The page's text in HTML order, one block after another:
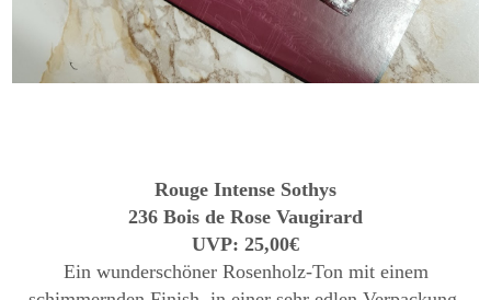
Rouge Intense Sothys
236 Bois de Rose Vaugirard
UVP: 25,00€
Ein wunderschöner Rosenholz-Ton mit einem